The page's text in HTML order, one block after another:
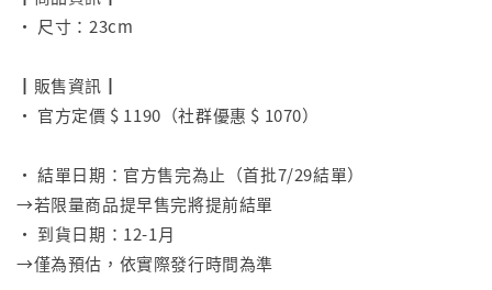
• 尺寸：23cm
┃販售資訊┃
• 官方定價 $ 1190（社群優惠 $ 1070）
• 結單日期：官方售完為止（首批7/29結單）
→若限量商品提早售完將提前結單
• 到貨日期：12-1月
→僅為預估，依實際發行時間為準